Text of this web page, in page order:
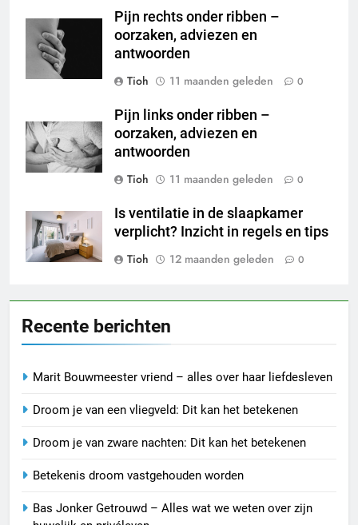
Pijn rechts onder ribben –
oorzaken, adviezen en
antwoorden
Tioh
11 maanden geleden 0
Pijn links onder ribben –
oorzaken, adviezen en
antwoorden
Tioh
11 maanden geleden 0
Is ventilatie in de slaapkamer
verplicht? Inzicht in regels en tips
Tioh
12 maanden geleden 0
Recente berichten
Marit Bouwmeester vriend – alles over haar liefdesleven
Droom je van een vliegveld: Dit kan het betekenen
Droom je van zware nachten: Dit kan het betekenen
Betekenis droom vastgehouden worden
Bas Jonker Getrouwd – Alles wat we weten over zijn